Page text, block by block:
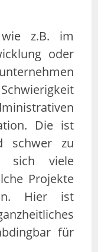
z.B. im
oder
Die ist
schwer zu
sich viele
Projekte
Hier ist
für